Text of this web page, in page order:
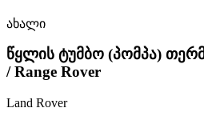
ახალი
წყლის ტუმბო (პომპა)
/ Range Rover
Land Rover